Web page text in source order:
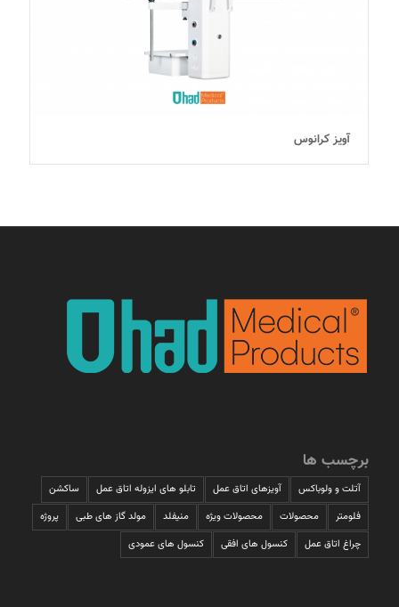
آویز کرانوس
برچسب ها
آتلت و ولوباکس آویزهای اتاق عمل تابلو های ایزوله اتاق عمل
ساکشن
فلومتر
محصولات محصولات ویژه منیفلد مولد گاز های طبی
پروژه
چراغ اتاق عمل
کنسول های افقی کنسول های عمودی